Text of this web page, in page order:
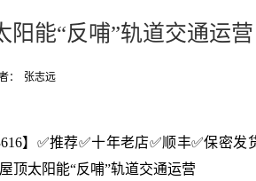
阳能“反哺”轨道交通运营
： 张志远
】✅推荐✅十年老店✅顺丰✅保密发
顶太阳能“反哺”轨道交通运营